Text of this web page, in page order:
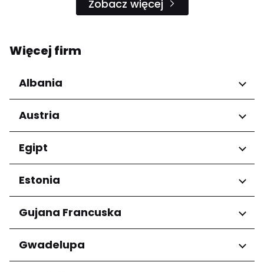
Zobacz więcej
Więcej firm
Albania
Regiony
Qarku i Tiranës
Austria
Regiony
Niederösterreich
Salzburg
Wien
Egipt
Regiony
Kair
Estonia
Regiony
Harju maakond
Tartu maakond
Gujana Francuska
Regiony
Arrondissement de Cayenne
Gwadelupa